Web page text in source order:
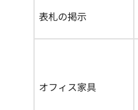
表札の掲示
オフィス家具